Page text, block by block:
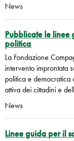
News
Pubblicate le linee
politica
La Fondazione
intervento improntata
politica e democratica
attiva dei cittadini e
News
Linee guida per il